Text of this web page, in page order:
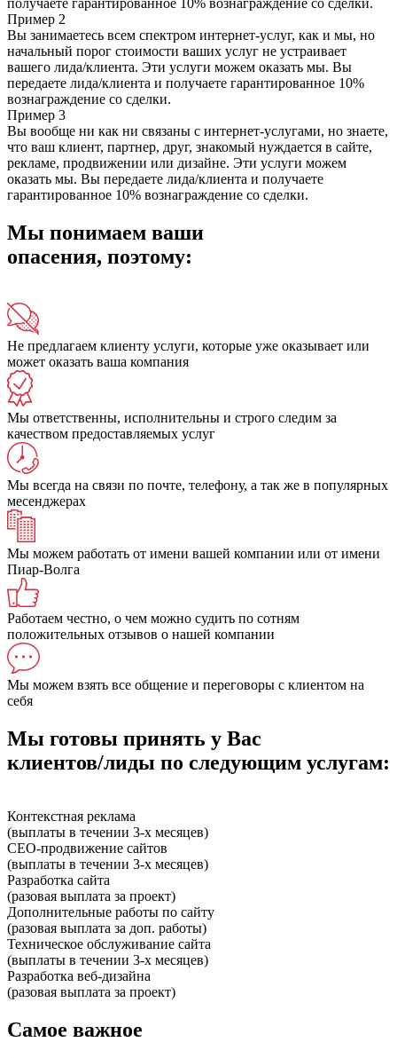
получаете гарантированное 10% вознаграждение со сделки.
Пример 2
Вы занимаетесь всем спектром интернет-услуг, как и мы, но
начальный порог стоимости ваших услуг не устраивает
вашего лида/клиента. Эти услуги можем оказать мы. Вы
передаете лида/клиента и получаете гарантированное 10%
вознаграждение со сделки.
Пример 3
Вы вообще ни как ни связаны с интернет-услугами, но знаете,
что ваш клиент, партнер, друг, знакомый нуждается в сайте,
рекламе, продвижении или дизайне. Эти услуги можем
оказать мы. Вы передаете лида/клиента и получаете
гарантированное 10% вознаграждение со сделки.
Мы понимаем ваши
опасения, поэтому:
Не предлагаем клиенту услуги, которые уже оказывает или
может оказать ваша компания
Мы ответственны, исполнительны и строго следим за
качеством предоставляемых услуг
Мы всегда на связи по почте, телефону, а так же в популярных
месенджерах
Мы можем работать от имени вашей компании или от имени
Пиар-Волга
Работаем честно, о чем можно судить по сотням
положительных отзывов о нашей компании
Мы можем взять все общение и переговоры с клиентом на
себя
Мы готовы принять у Вас
клиентов/лиды по следующим услугам:
Контекстная реклама
(выплаты в течении 3-х месяцев)
СЕО-продвижение сайтов
(выплаты в течении 3-х месяцев)
Разработка сайта
(разовая выплата за проект)
Дополнительные работы по сайту
(разовая выплата за доп. работы)
Техническое обслуживание сайта
(выплаты в течении 3-х месяцев)
Разработка веб-дизайна
(разовая выплата за проект)
Самое важное